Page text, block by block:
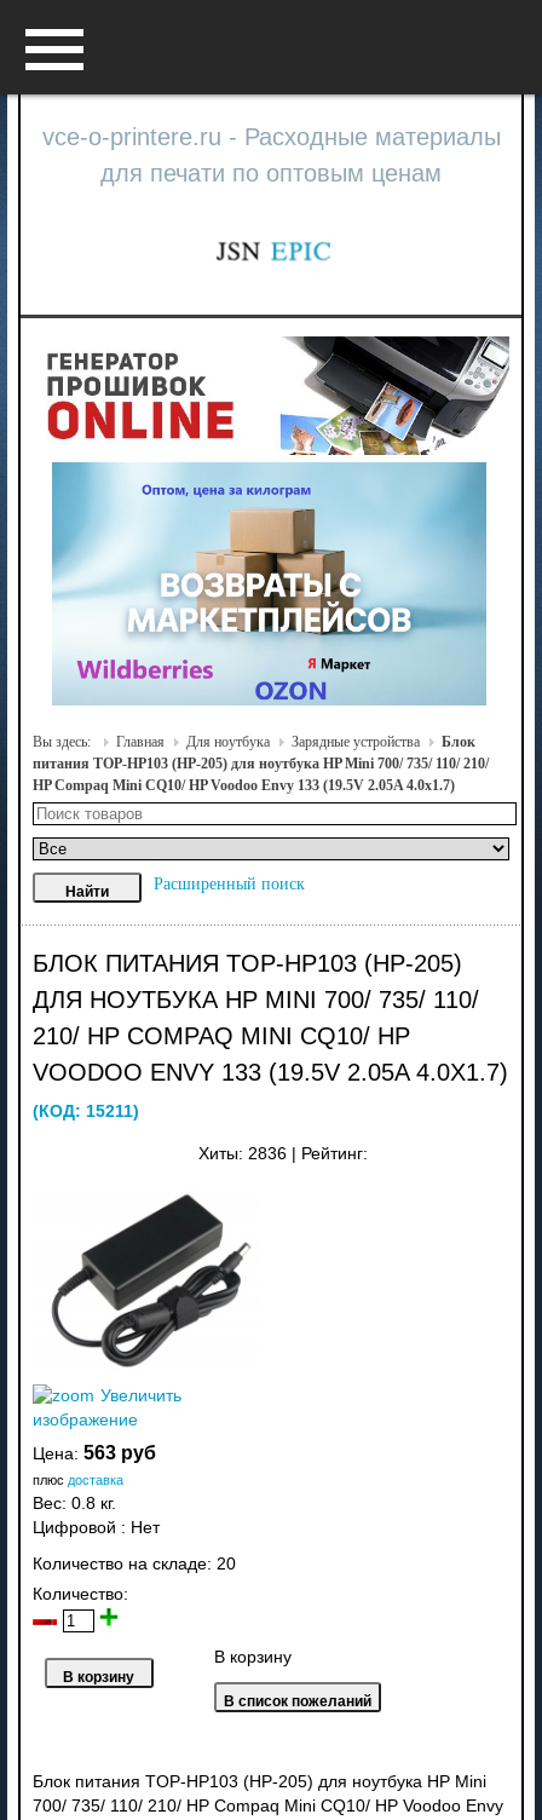
vce-o-printere.ru - Расходные материалы
для печати по оптовым ценам
Вы здесь: Главная Для ноутбука Зарядные устройства
Блок
питания TOP-HP103 (HP-205) для ноутбука HP Mini 700/ 735/ 110/ 210/
HP Compaq Mini CQ10/ HP Voodoo Envy 133 (19.5V 2.05A 4.0x1.7)
Расширенный поиск
БЛОК ПИТАНИЯ TOP-HP103 (HP-205)
ДЛЯ НОУТБУКА HP MINI 700/ 735/ 110/
210/ HP COMPAQ MINI CQ10/ HP
VOODOO ENVY 133 (19.5V 2.05A 4.0X1.7)
(КОД: 15211)
Хиты: 2836 Рейтинг:
Увеличить
изображение
Цена: 563 руб
плюс доставка
Вес: 0.8 кг.
Цифровой : Нет
Количество на складе: 20
Количество:
В корзину
Блок питания TOP-HP103 (HP-205) для ноутбука HP Mini
700/ 735/ 110/ 210/ HP Compaq Mini CQ10/ HP Voodoo Envy